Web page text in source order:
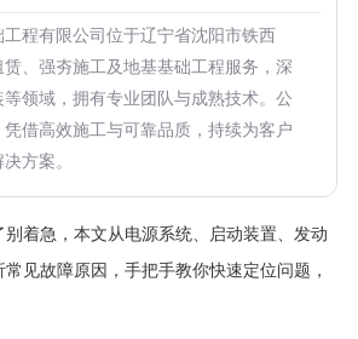
程有限公司位于辽宁省沈阳市铁西
赁、强夯施工及地基基础工程服务，深
领域，拥有专业团队与成熟技术。公
凭借高效施工与可靠品质，持续为客户
方案。
别着急，本文从电源系统、启动装置、发动
见故障原因，手把手教你快速定位问题，